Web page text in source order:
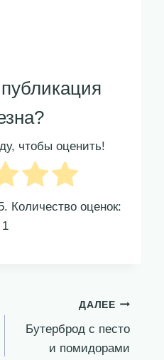
чтобы оценить!
Количество оценок:
1
ДАЛЕЕ
Бутерброд с песто
и помидорами